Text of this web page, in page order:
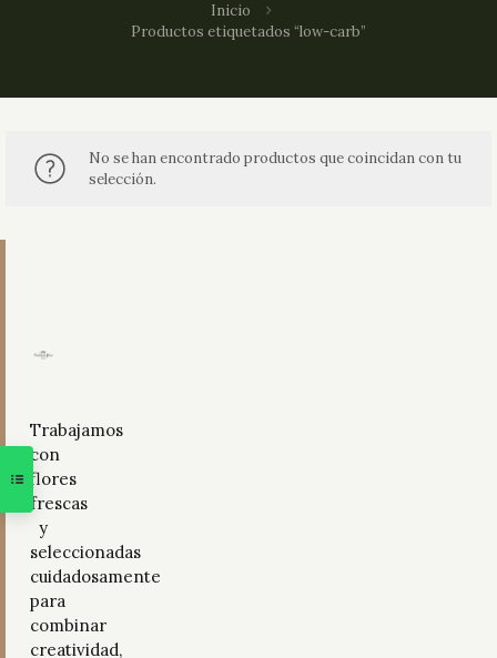
Inicio
Productos etiquetados “low-carb”
No se han encontrado productos que coincidan con tu
selección.
Trabajamos
con
flores
frescas
y
seleccionadas
cuidadosamente
para
combinar
creatividad,